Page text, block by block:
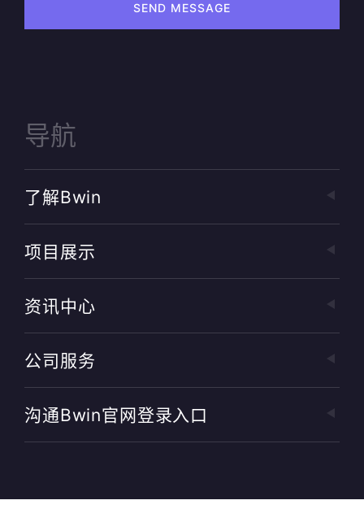
SEND MESSAGE
导航
了解bwin
项目展示
资讯中心
公司服务
沟通bwin官网登录入口